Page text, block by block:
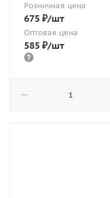
Розничная цена
675 ₽/шт
Оптовая цена
585 ₽/шт